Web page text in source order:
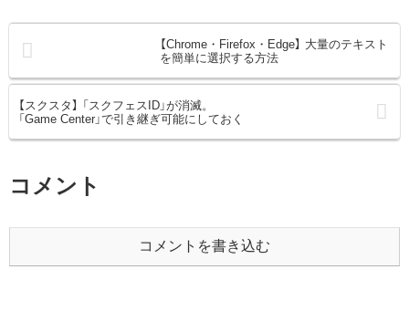
【Chrome・Firefox・Edge】 大量のテキスト
を簡単に選択する方法
【スクスタ】 「スクフェスID」が消滅。
「Game Center」で引き継ぎ可能にしておく
コメント
コメントを書き込む